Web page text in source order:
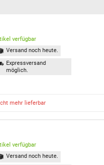
verfügbar
Versand noch heute.
Expressversand
möglich.
mehr lieferbar
verfügbar
Versand noch heute.